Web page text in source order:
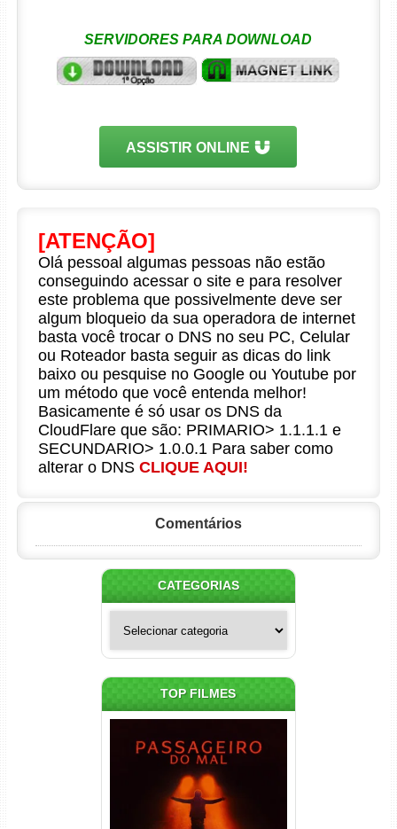
SERVIDORES PARA DOWNLOAD
ASSISTIR ONLINE
[ATENÇÃO]
Olá pessoal algumas pessoas não estão
conseguindo acessar o site e para resolver
este problema que possivelmente deve ser
algum bloqueio da sua operadora de internet
basta você trocar o DNS no seu PC, Celular
ou Roteador basta seguir as dicas do link
baixo ou pesquise no Google ou Youtube por
um método que você entenda melhor!
Basicamente é só usar os DNS da
CloudFlare que são: PRIMARIO> 1.1.1.1 e
SECUNDARIO> 1.0.0.1 Para saber como
alterar o DNS CLIQUE AQUI!
Comentários
CATEGORIAS
TOP FILMES